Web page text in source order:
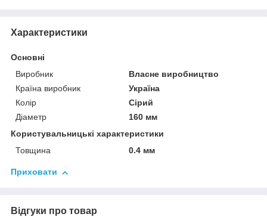
Характеристики
Основні
Виробник
Власне виробництво
Країна виробник
Україна
Колір
Сірий
Діаметр
160 мм
Користувальницькі характеристики
Товщина
0.4 мм
Приховати
Відгуки про товар